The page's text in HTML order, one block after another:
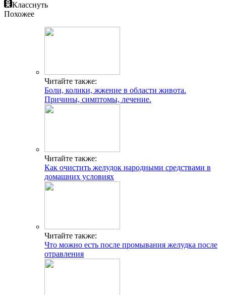
Класснуть
Похожее
Читайте также:
Боли, колики, жжение в области живота.
Причины, симптомы, лечение.
Читайте также:
Как очистить желудок народными средствами в
домашних условиях
Читайте также:
Что можно есть после промывания желудка после
отравления